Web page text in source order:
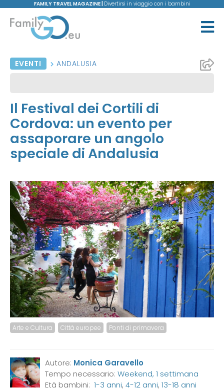
FAMILY TRAVEL MAGAZINE | Divertirsi in viaggio con i bambini
EVENTI ANDALUSIA
Il Festival dei Cortili di
Cordova: un evento per
assaporare un angolo
speciale di Andalusia
Arte e Cultura Città europee Ponti di primavera
Autore: Monica Garavello
Tempo necessario: Weekend, 1 settimana
Età bambini: 1-3 anni, 4-12 anni, 13-18 anni